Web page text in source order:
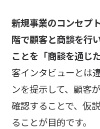
新規事業のコンセプ
階で顧客と商談を行
ことを「商談を通じ
客インタビューとは
ンを提示して、顧客
確認することで、仮
ることが目的です。